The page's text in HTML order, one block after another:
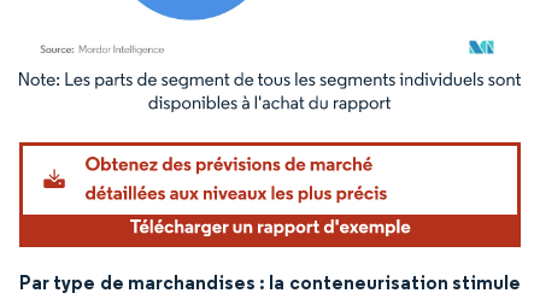
Image © Mordor Intelligence. La réutilisation nécessite une attribution sous CC BY
Par type de marchandises : la conteneurisation stimule